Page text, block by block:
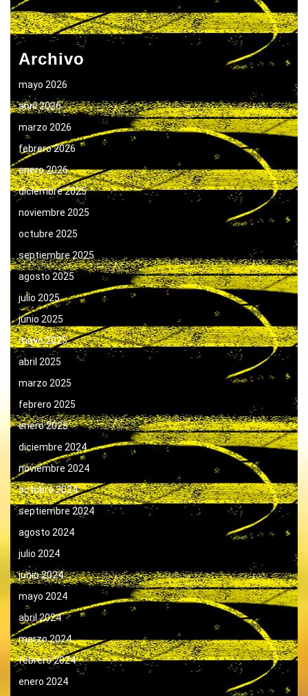
Archivo
mayo 2026
abril 2026
marzo 2026
febrero 2026
enero 2026
diciembre 2025
noviembre 2025
octubre 2025
septiembre 2025
agosto 2025
julio 2025
junio 2025
mayo 2025
abril 2025
marzo 2025
febrero 2025
enero 2025
diciembre 2024
noviembre 2024
octubre 2024
septiembre 2024
agosto 2024
julio 2024
junio 2024
mayo 2024
abril 2024
marzo 2024
febrero 2024
enero 2024